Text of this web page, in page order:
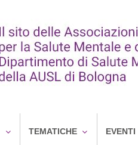
TEMATICHE EVENTI